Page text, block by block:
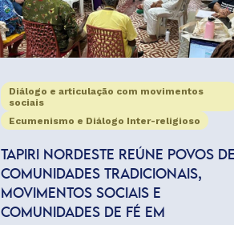
Diálogo e articulação com movimentos
sociais
Ecumenismo e Diálogo Inter-religioso
TAPIRI NORDESTE REÚNE POVOS DE
COMUNIDADES TRADICIONAIS,
MOVIMENTOS SOCIAIS E
COMUNIDADES DE FÉ EM